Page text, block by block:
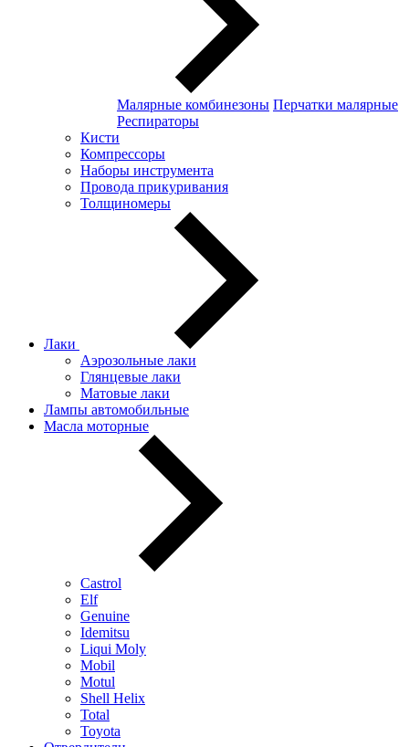
Малярные комбинезоны Перчатки малярные
Респираторы
Кисти
Компрессоры
Наборы инструмента
Провода прикуривания
Толщиномеры
Лаки
Аэрозольные лаки
Глянцевые лаки
Матовые лаки
Лампы автомобильные
Масла моторные
Castrol
Elf
Genuine
Idemitsu
Liqui Moly
Mobil
Motul
Shell Helix
Total
Toyota